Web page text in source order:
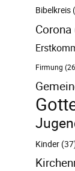
Bibelkreis
Corona
Firmung
Kinder